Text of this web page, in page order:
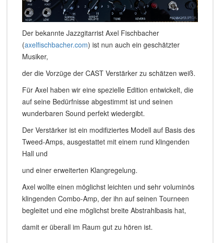
Der bekannte Jazzgitarrist Axel Fischbacher
(axelfischbacher.com) ist nun auch ein geschätzter
Musiker,
der die Vorzüge der CAST Verstärker zu schätzen weiß.
Für Axel haben wir eine spezielle Edition entwickelt, die
auf seine Bedürfnisse abgestimmt ist und seinen
wunderbaren Sound perfekt wiedergibt.
Der Verstärker ist ein modifiziertes Modell auf Basis des
Tweed-Amps, ausgestattet mit einem rund klingenden
Hall und
und einer erweiterten Klangregelung.
Axel wollte einen möglichst leichten und sehr voluminös
klingenden Combo-Amp, der ihn auf seinen Tourneen
begleitet und eine möglichst breite Abstrahlbasis hat,
damit er überall im Raum gut zu hören ist.